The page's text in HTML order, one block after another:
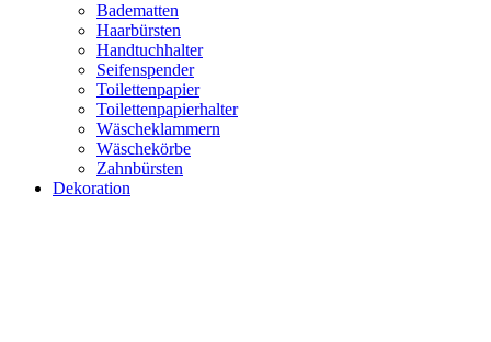
Badematten
Haarbürsten
Handtuchhalter
Seifenspender
Toilettenpapier
Toilettenpapierhalter
Wäscheklammern
Wäschekörbe
Zahnbürsten
Dekoration